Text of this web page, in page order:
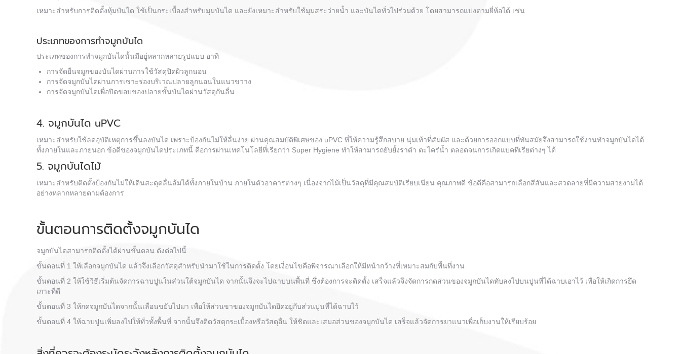
เหมาะสำหรับการติดตั้งหุ้มบันได ใช้เป็นกระเบื้องสำหรับมุมบันได และยังเหมาะสำหรับใช้มุมสระว่ายน้ำ และบันไดทั่วไปร่วมด้วย โดยสามารถแบ่งตามยี่ห้อได้ เช่น
ประเภทของการทำจมูกบันได
ประเภทของการทำจมูกบันไดนั้นมีอยู่หลากหลายรูปแบบ อาทิ
การจัดยื่นจมูกของบันไดผ่านการใช้วัสดุปิดผิวลูกนอน
การจัดจมูกบันไดผ่านการเซาะร่องบริเวณปลายลูกนอนในแนวขวาง
การจัดจมูกบันไดเพื่อปิดขอบของปลายขั้นบันไดผ่านวัสดุกันลื่น
4. จมูกบันได uPVC
เหมาะสำหรับใช้ลดอุบัติเหตุการขึ้นลงบันได เพราะป้องกันไม่ให้ลื่นง่าย ผ่านคุณสมบัติพิเศษของ uPVC ที่ให้ความรู้สึกสบาย นุ่มเท้าที่สัมผัส และด้วยการออกแบบที่ทันสมัยจึงสามารถใช้งานทำจมูกบันไดได้
ทั้งภายในและภายนอก ข้อดีของจมูกบันไดประเภทนี้ คือการผ่านเทคโนโลยีที่เรียกว่า Super Hygiene ทำให้สามารถยับยั้งราดำ ตะไคร่น้ำ ตลอดจนการเกิดแบคทีเรียต่างๆ ได้
5. จมูกบันไดไม้
เหมาะสำหรับติดตั้งป้องกันไม่ให้เดินสะดุดลื่นล้มได้ทั้งภายในบ้าน ภายในตัวอาคารต่างๆ เนื่องจากไม้เป็นวัสดุที่มีคุณสมบัติเรียบเนียน คุณภาพดี ข้อดีคือสามารถเลือกสีสันและสวดลายที่มีความสวยงามได้
อย่างหลากหลายตามต้องการ
ขั้นตอนการติดตั้งจมูกบันได
จมูกบันไดสามารถติดตั้งได้ผ่านขั้นตอน ดังต่อไปนี้
ขั้นตอนที่ 1 ให้เลือกจมูกบันได แล้วจึงเลือกวัสดุสำหรับนำมาใช้ในการติดตั้ง โดยเงื่อนไขคือพิจารณาเลือกให้มีหน้ากว้างที่เหมาะสมกับพื้นที่งาน
ขั้นตอนที่ 2 ให้ใช้วิธีเริ่มต้นจัดการฉาบปูนในส่วนใต้จมูกบันได จากนั้นจึงจะไปฉาบบนพื้นที่ ซึ่งต้องการจะติดตั้ง เสร็จแล้วจึงจัดการกดส่วนของจมูกบันไดทับลงไปบนปูนที่ได้ฉาบเอาไว้ เพื่อให้เกิดการยึด
เกาะที่ดี
ขั้นตอนที่ 3 ให้กดจมูกบันไดจากนั้นเลื่อนขยับไปมา เพื่อให้ส่วนขาของจมูกบันไดยึดอยู่กับส่วนปูนที่ได้ฉาบไว้
ขั้นตอนที่ 4 ให้ฉาบปูนเพิ่มลงไปให้ทั่วทั้งพื้นที่ จากนั้นจึงติดวัสดุกระเบื้องหรือวัสดุอื่น ให้ชิดและเสมอส่วนของจมูกบันได เสร็จแล้วจัดการยาแนวเพื่อเก็บงานให้เรียบร้อย